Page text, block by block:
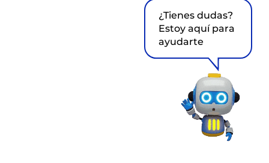
¿Tienes dudas?
Estoy aquí para
ayudarte